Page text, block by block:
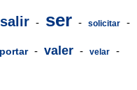
salir - ser - solicitar -
- valer - velar -